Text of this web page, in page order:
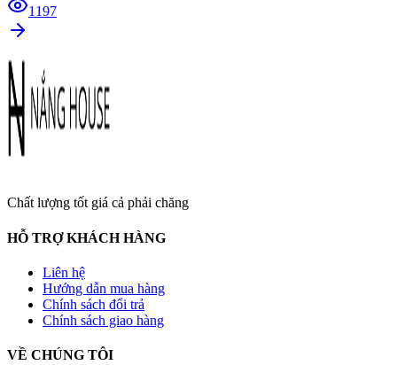
1197
Chất lượng tốt giá cả phải chăng
HỖ TRỢ KHÁCH HÀNG
Liên hệ
Hướng dẫn mua hàng
Chính sách đổi trả
Chính sách giao hàng
VỀ CHÚNG TÔI